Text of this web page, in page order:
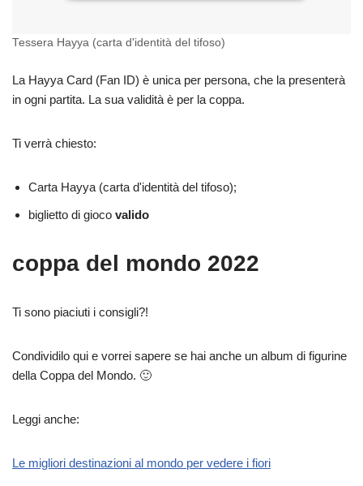
Tessera Hayya (carta d'identità del tifoso)
La Hayya Card (Fan ID) è unica per persona, che la presenterà
in ogni partita. La sua validità è per la coppa.
Ti verrà chiesto:
Carta Hayya (carta d'identità del tifoso);
biglietto di gioco valido
coppa del mondo 2022
Ti sono piaciuti i consigli?!
Condividilo qui e vorrei sapere se hai anche un album di figurine
della Coppa del Mondo. 🙂
Leggi anche:
Le migliori destinazioni al mondo per vedere i fiori